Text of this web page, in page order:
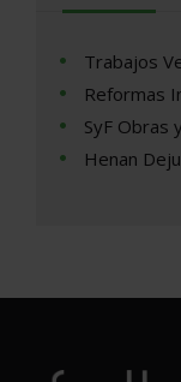
Trabajos
Reformas
SyF Obras
Henan